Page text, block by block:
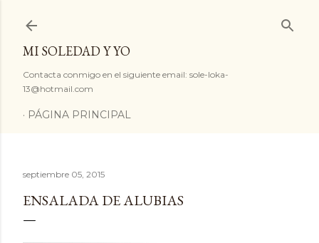
MI SOLEDAD Y YO
Contacta conmigo en el siguiente email: sole-loka-
13@hotmail.com
PÁGINA PRINCIPAL
septiembre 05, 2015
ENSALADA DE ALUBIAS